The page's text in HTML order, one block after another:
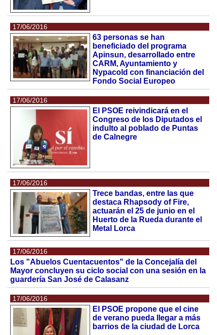
17/06/2016
63 personas se han
beneficiado del programa
Apinsun, desarrollado entre
CARM, Ayuntamiento y
Nypacold con financiación del
Fondo Social Europeo
17/06/2016
El PSOE reivindicará en el
Congreso de los Diputados el
indulto al poblado de Puntas
de Calnegre
17/06/2016
Trece bandas, entre las que
destaca Rhapsody of Fire,
actuarán el 25 de junio en el
Huerto de la Rueda durante el
Metal Lorca
17/06/2016
Los "Abuelos Cuentacuentos" de la Concejalía del
Mayor concluyen su ciclo social con una sesión en la
guardería San José de Calasanz
17/06/2016
El PSOE propone que el cine
de verano pueda llegar a más
barrios de la ciudad de Lorca